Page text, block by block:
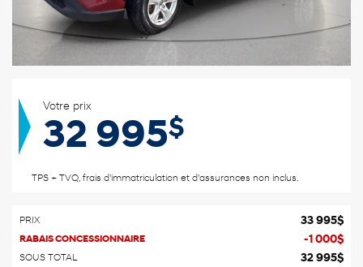
Votre prix
32 995$
TPS + TVQ, frais d'immatriculation et d'assurances non inclus.
PRIX 33 995$
RABAIS CONCESSIONNAIRE -1 000$
SOUS TOTAL 32 995$